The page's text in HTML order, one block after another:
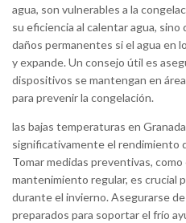
agua, son vulnerables a la
su eficiencia al calentar agua,
daños permanentes si el agua en
y expande. Un consejo útil es
dispositivos se mantengan en
para prevenir la congelación.
las bajas temperaturas en
significativamente el rendimiento
Tomar medidas preventivas,
mantenimiento regular, es crucial
durante el invierno. Asegurarse
preparados para soportar el frío